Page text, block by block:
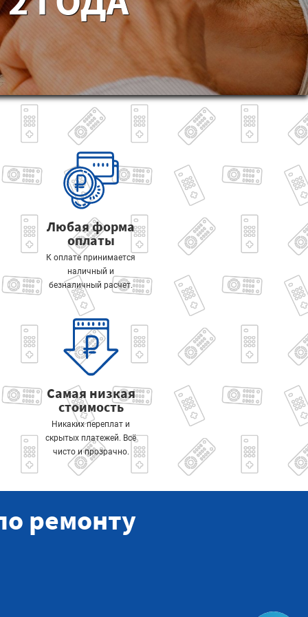
Любая форма
оплаты
К оплате принимается
наличный и
безналичный расчет.
Самая низкая
стоимость
Никаких переплат и
скрытых платежей. Всё
чисто и прозрачно.
ремонту